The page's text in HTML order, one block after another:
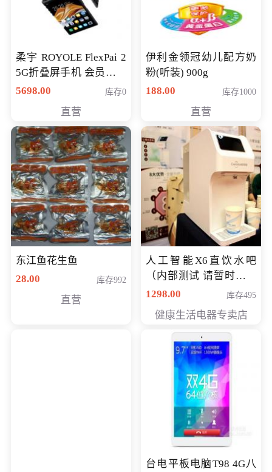
柔宇 ROYOLE FlexPai 2
5G折叠屏手机 会员专享
购买价格 4998元
5698.00 库存0
直营
伊利金领冠幼儿配方奶
粉(听装) 900g
188.00
库存1000
直营
东江鱼花生鱼
28.00
库存992
直营
人工智能X6直饮水吧
（内部测试 请暂时不要
购买）
1298.00 库存495
健康生活电器专卖店
台电平板电脑T98 4G八